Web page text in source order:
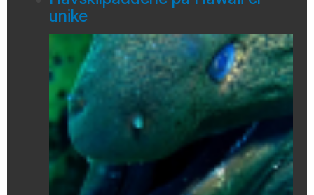
unike